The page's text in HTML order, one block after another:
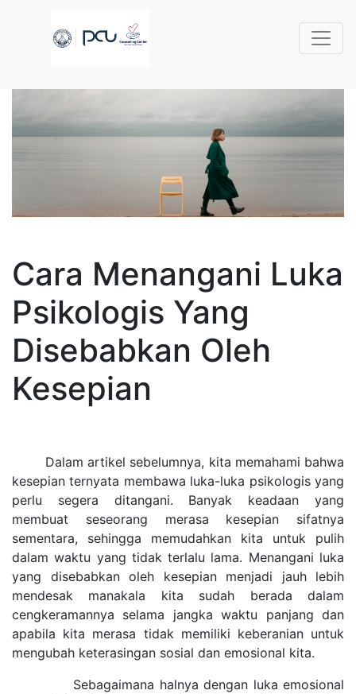
Cara Menangani Luka
Psikologis Yang
Disebabkan Oleh
Kesepian
Dalam artikel sebelumnya, kita memahami bahwa
kesepian ternyata membawa luka-luka psikologis yang
perlu segera ditangani. Banyak keadaan yang
membuat seseorang merasa kesepian sifatnya
sementara, sehingga memudahkan kita untuk pulih
dalam waktu yang tidak terlalu lama. Menangani luka
yang disebabkan oleh kesepian menjadi jauh lebih
mendesak manakala kita sudah berada dalam
cengkeramannya selama jangka waktu panjang dan
apabila kita merasa tidak memiliki keberanian untuk
mengubah keterasingan sosial dan emosional kita.
Sebagaimana halnya dengan luka emosional